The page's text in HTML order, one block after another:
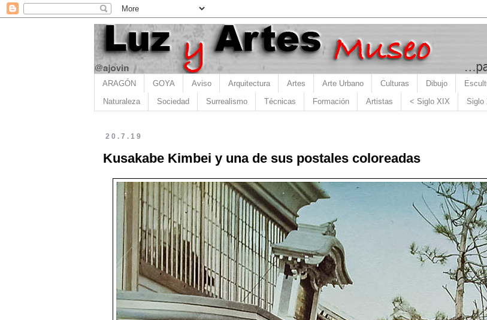
ARAGÓN GOYA Aviso Arquitectura Artes Arte Urbano Culturas Dibujo
Naturaleza Sociedad Surrealismo Técnicas Formación Artistas < Siglo XIX Siglo
20.7.19
Kusakabe Kimbei y una de sus postales coloreadas